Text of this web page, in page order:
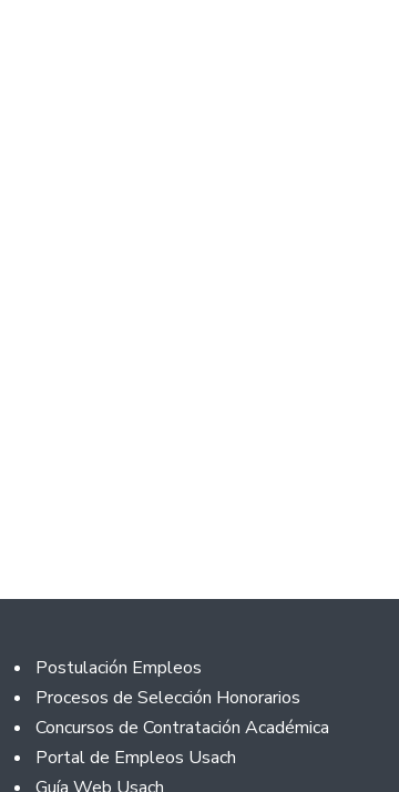
Rodapé
Postulación Empleos
Procesos de Selección Honorarios
Concursos de Contratación Académica
Portal de Empleos Usach